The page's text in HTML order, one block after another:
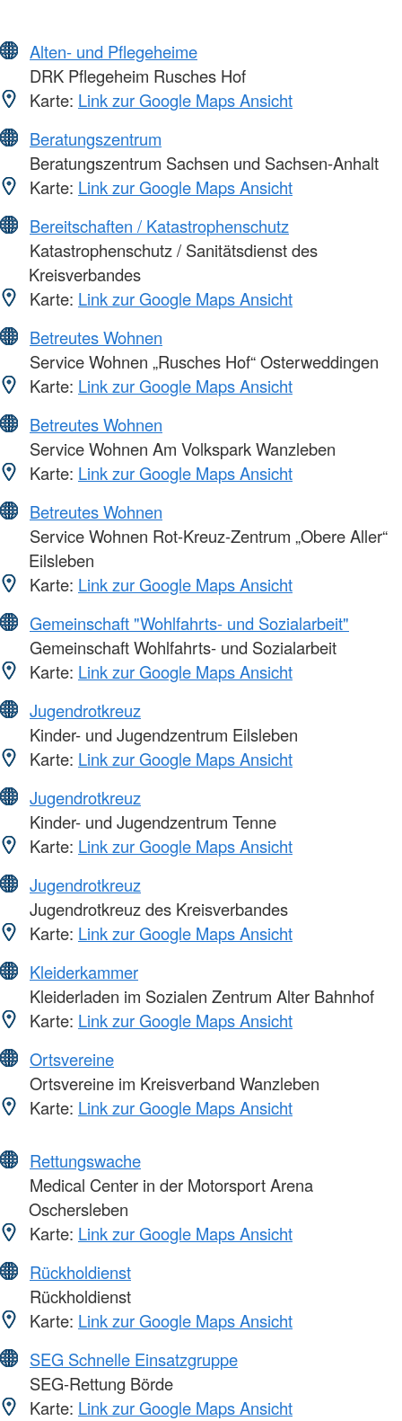
Alten- und Pflegeheime
DRK Pflegeheim Rusches Hof
Karte: Link zur Google Maps Ansicht
Beratungszentrum
Beratungszentrum Sachsen und Sachsen-Anhalt
Karte: Link zur Google Maps Ansicht
Bereitschaften / Katastrophenschutz
Katastrophenschutz / Sanitätsdienst des
Kreisverbandes
Karte: Link zur Google Maps Ansicht
Betreutes Wohnen
Service Wohnen „Rusches Hof“ Osterweddingen
Karte: Link zur Google Maps Ansicht
Betreutes Wohnen
Service Wohnen Am Volkspark Wanzleben
Karte: Link zur Google Maps Ansicht
Betreutes Wohnen
Service Wohnen Rot-Kreuz-Zentrum „Obere Aller“
Eilsleben
Karte: Link zur Google Maps Ansicht
Gemeinschaft "Wohlfahrts- und Sozialarbeit"
Gemeinschaft Wohlfahrts- und Sozialarbeit
Karte: Link zur Google Maps Ansicht
Jugendrotkreuz
Kinder- und Jugendzentrum Eilsleben
Karte: Link zur Google Maps Ansicht
Jugendrotkreuz
Kinder- und Jugendzentrum Tenne
Karte: Link zur Google Maps Ansicht
Jugendrotkreuz
Jugendrotkreuz des Kreisverbandes
Karte: Link zur Google Maps Ansicht
Kleiderkammer
Kleiderladen im Sozialen Zentrum Alter Bahnhof
Karte: Link zur Google Maps Ansicht
Ortsvereine
Ortsvereine im Kreisverband Wanzleben
Karte: Link zur Google Maps Ansicht
Rettungswache
Medical Center in der Motorsport Arena
Oschersleben
Karte: Link zur Google Maps Ansicht
Rückholdienst
Rückholdienst
Karte: Link zur Google Maps Ansicht
SEG Schnelle Einsatzgruppe
SEG-Rettung Börde
Karte: Link zur Google Maps Ansicht